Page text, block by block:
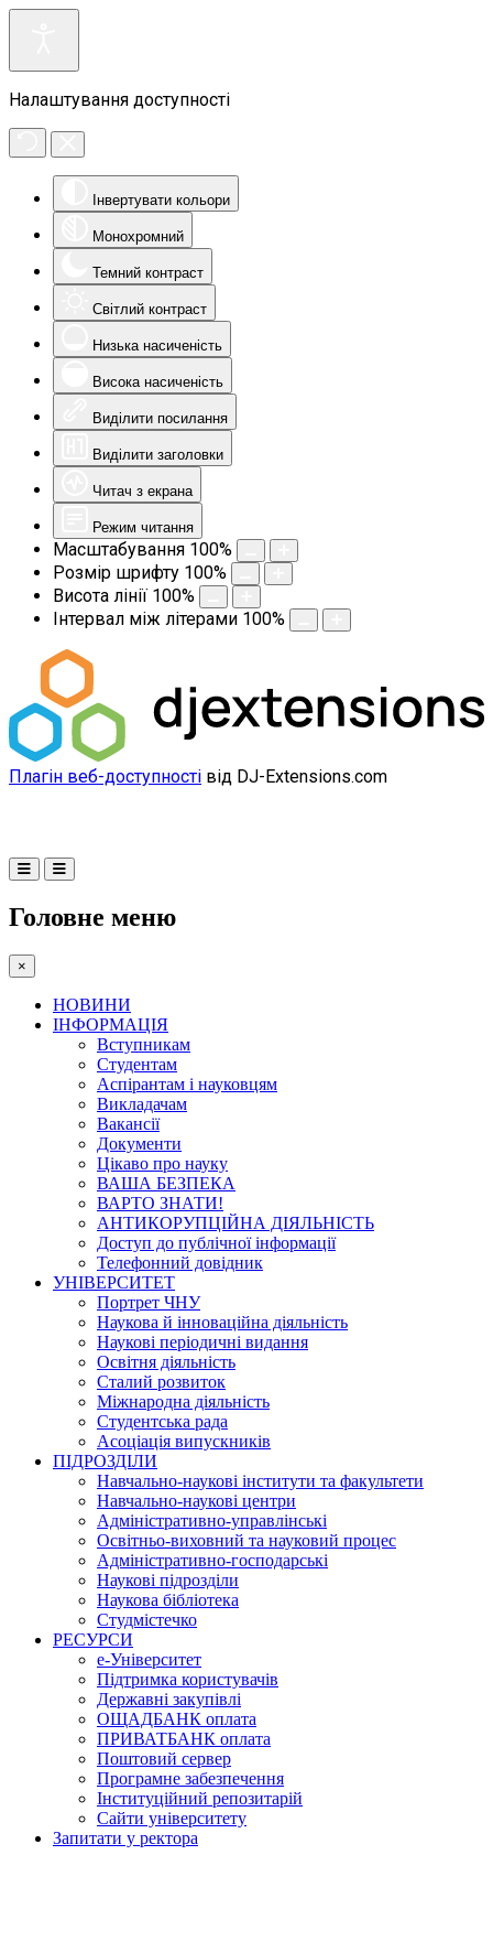
Налаштування доступності
Інвертувати кольори
Монохромний
Темний контраст
Світлий контраст
Низька насиченість
Висока насиченість
Виділити посилання
Виділити заголовки
Читач з екрана
Режим читання
Масштабування 100%
Розмір шрифту 100%
Висота лінії 100%
Інтервал між літерами 100%
Плагін веб-доступності від DJ-Extensions.com
Головне меню
×
НОВИНИ
ІНФОРМАЦІЯ
Вступникам
Студентам
Аспірантам і науковцям
Викладачам
Вакансії
Документи
Цікаво про науку
ВАША БЕЗПЕКА
ВАРТО ЗНАТИ!
АНТИКОРУПЦІЙНА ДІЯЛЬНІСТЬ
Доступ до публічної інформації
Телефонний довідник
УНІВЕРСИТЕТ
Портрет ЧНУ
Наукова й інноваційна діяльність
Наукові періодичні видання
Освітня діяльність
Сталий розвиток
Міжнародна діяльність
Студентська рада
Асоціація випускників
ПІДРОЗДІЛИ
Навчально-наукові інститути та факультети
Навчально-наукові центри
Адміністративно-управлінські
Освітньо-виховний та науковий процес
Адміністративно-господарські
Наукові підрозділи
Наукова бібліотека
Студмістечко
РЕСУРСИ
е-Університет
Підтримка користувачів
Державні закупівлі
ОЩАДБАНК оплата
ПРИВАТБАНК оплата
Поштовий сервер
Програмне забезпечення
Інституційний репозитарій
Сайти університету
Запитати у ректора